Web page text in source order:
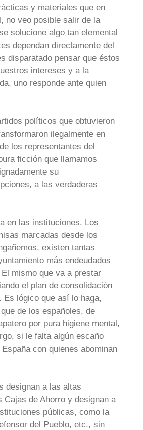
y materiales que en
no veo posible salir de la
solucione algo tan elemental
dependan directamente del
disparatado pensar que éstos
intereses y a la
uno responde ante quien
políticos que obtuvieron
ilegalmente en
los representantes del
ficción que llamamos
su
a las verdaderas
en las instituciones. Los
marcadas desde los
existen tantas
más endeudados
mismo que va a prestar
el plan de consolidación
Es lógico que así lo haga,
de los españoles, de
por pura higiene mental,
si le falta algún escaño
con quienes abominan
designan a las altas
de Ahorro y designan a
públicas, como la
del Pueblo, etc., sin